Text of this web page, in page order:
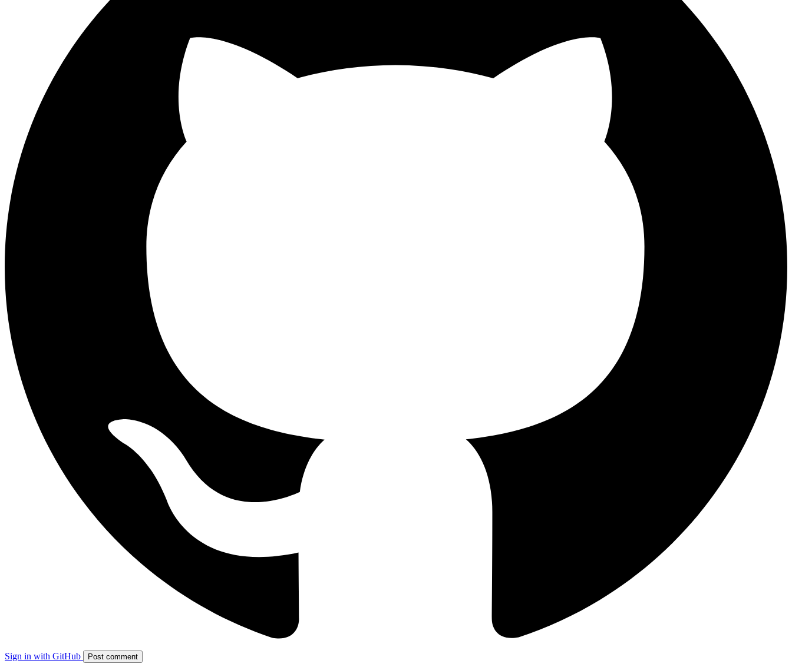
Sign in with GitHub Post comment